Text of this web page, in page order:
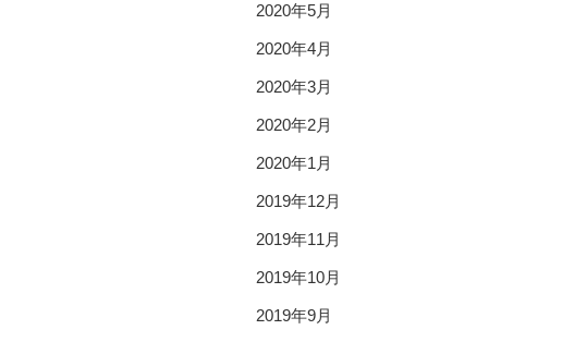
2020年5月
2020年4月
2020年3月
2020年2月
2020年1月
2019年12月
2019年11月
2019年10月
2019年9月